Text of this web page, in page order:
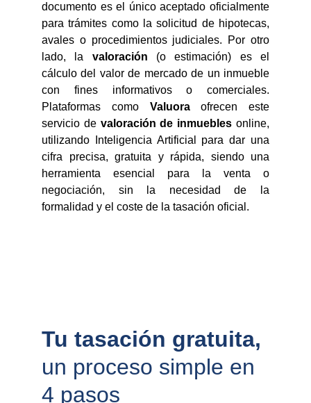
documento es el único aceptado oficialmente
para trámites como la solicitud de hipotecas,
avales o procedimientos judiciales. Por otro
lado, la valoración (o estimación) es el
cálculo del valor de mercado de un inmueble
con fines informativos o comerciales.
Plataformas como Valuoraofrecen este
servicio de valoración de inmuebles online,
utilizando Inteligencia Artificial para dar una
cifra precisa, gratuita y rápida, siendo una
herramienta esencial para la venta o
negociación, sin la necesidad de la
formalidad y el coste de la tasación oficial.
Tu tasación gratuita,
un proceso simple en
4 pasos